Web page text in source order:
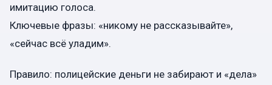
имитацию голоса.
Ключевые фразы: «никому не рассказывайте»,
«сейчас всё уладим».
Правило: полицейские деньги не забирают и «дела»